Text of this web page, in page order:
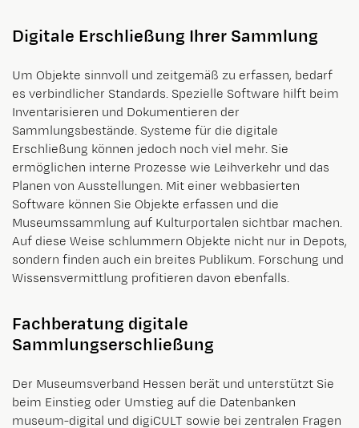
Digitale Erschließung Ihrer Sammlung
Um Objekte sinnvoll und zeitgemäß zu erfassen, bedarf
es verbindlicher Standards. Spezielle Software hilft beim
Inventarisieren und Dokumentieren der
Sammlungsbestände. Systeme für die digitale
Erschließung können jedoch noch viel mehr. Sie
ermöglichen interne Prozesse wie Leihverkehr und das
Planen von Ausstellungen. Mit einer webbasierten
Software können Sie Objekte erfassen und die
Museumssammlung auf Kulturportalen sichtbar machen.
Auf diese Weise schlummern Objekte nicht nur in Depots,
sondern finden auch ein breites Publikum. Forschung und
Wissensvermittlung profitieren davon ebenfalls.
Fachberatung digitale
Sammlungserschließung
Der Museumsverband Hessen berät und unterstützt Sie
beim Einstieg oder Umstieg auf die Datenbanken
museum-digital und digiCULT sowie bei zentralen Fragen